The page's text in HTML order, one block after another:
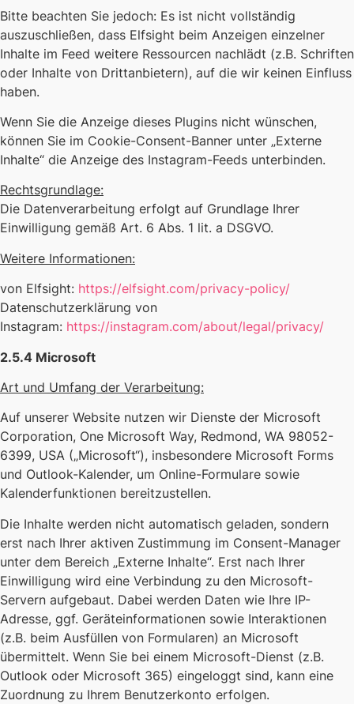
Bitte beachten Sie jedoch: Es ist nicht vollständig
auszuschließen, dass Elfsight beim Anzeigen einzelner
Inhalte im Feed weitere Ressourcen nachlädt (z.B. Schriften
oder Inhalte von Drittanbietern), auf die wir keinen Einfluss
haben.
Wenn Sie die Anzeige dieses Plugins nicht wünschen,
können Sie im Cookie-Consent-Banner unter „Externe
Inhalte“ die Anzeige des Instagram-Feeds unterbinden.
Rechtsgrundlage:
Die Datenverarbeitung erfolgt auf Grundlage Ihrer
Einwilligung gemäß Art. 6 Abs. 1 lit. a DSGVO.
Weitere Informationen:
von Elfsight: https://elfsight.com/privacy-policy/
Datenschutzerklärung von
Instagram: https://instagram.com/about/legal/privacy/
2.5.4 Microsoft
Art und Umfang der Verarbeitung:
Auf unserer Website nutzen wir Dienste der Microsoft
Corporation, One Microsoft Way, Redmond, WA 98052-
6399, USA („Microsoft“), insbesondere Microsoft Forms
und Outlook-Kalender, um Online-Formulare sowie
Kalenderfunktionen bereitzustellen.
Die Inhalte werden nicht automatisch geladen, sondern
erst nach Ihrer aktiven Zustimmung im Consent-Manager
unter dem Bereich „Externe Inhalte“. Erst nach Ihrer
Einwilligung wird eine Verbindung zu den Microsoft-
Servern aufgebaut. Dabei werden Daten wie Ihre IP-
Adresse, ggf. Geräteinformationen sowie Interaktionen
(z.B. beim Ausfüllen von Formularen) an Microsoft
übermittelt. Wenn Sie bei einem Microsoft-Dienst (z.B.
Outlook oder Microsoft 365) eingeloggt sind, kann eine
Zuordnung zu Ihrem Benutzerkonto erfolgen.